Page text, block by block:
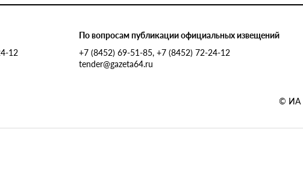
12
По вопросам публикации официальных извещений
+7 (8452) 69-51-85, +7 (8452) 72-24-12
tender@gazeta64.ru
© ИА